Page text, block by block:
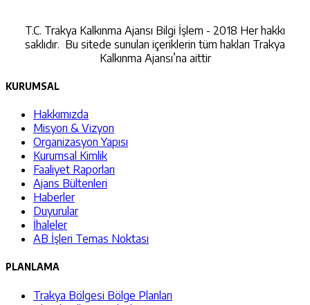
T.C. Trakya Kalkınma Ajansı Bilgi İşlem - 2018 Her hakkı
saklıdır. Bu sitede sunulan içeriklerin tüm hakları Trakya
Kalkınma Ajansı’na aittir
KURUMSAL
Hakkımızda
Misyon & Vizyon
Organizasyon Yapısı
Kurumsal Kimlik
Faaliyet Raporları
Ajans Bültenleri
Haberler
Duyurular
İhaleler
AB İşleri Temas Noktası
PLANLAMA
Trakya Bölgesi Bölge Planları